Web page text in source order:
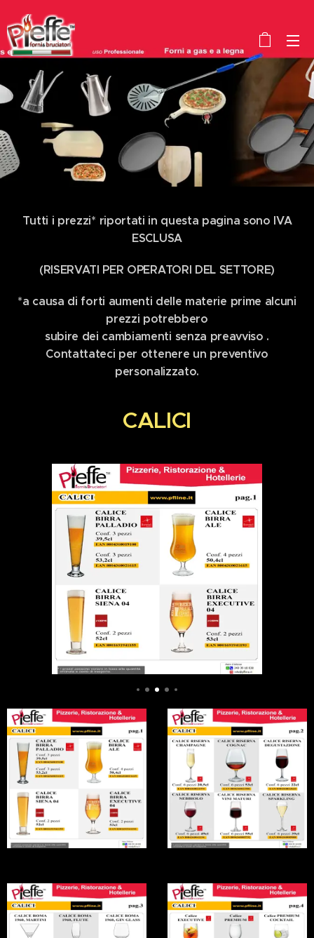
Tutti i prezzi* riportati in questa pagina sono IVA
ESCLUSA
(RISERVATI PER OPERATORI DEL SETTORE)
*a causa di forti aumenti delle materie prime alcuni
prezzi potrebbero
subire dei cambiamenti senza preavviso .
Contattateci per ottenere un preventivo
personalizzato.
CALICI